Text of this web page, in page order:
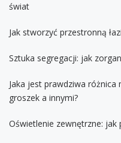
świat
Jak stworzyć przestronną
Sztuka segregacji: jak
Jaka jest prawdziwa
groszek a innymi?
Oświetlenie zewnętrzne: